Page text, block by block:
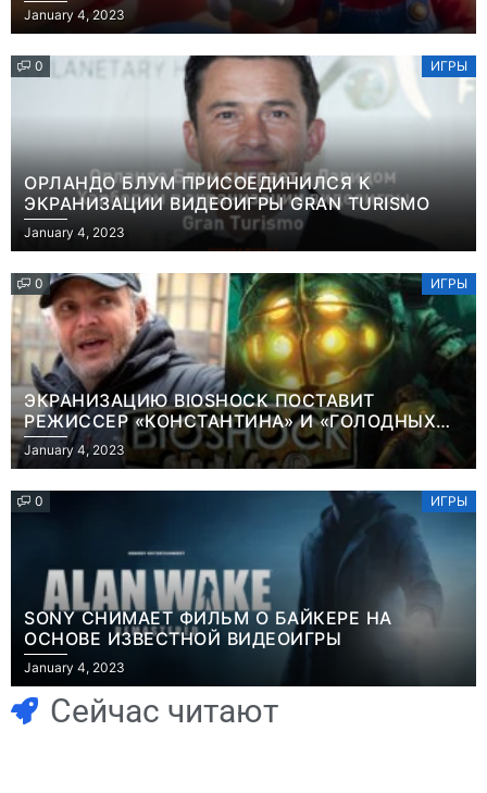
January 4, 2023
0 ИГРЫ
ОРЛАНДО БЛУМ ПРИСОЕДИНИЛСЯ К
ЭКРАНИЗАЦИИ ВИДЕОИГРЫ GRAN TURISMO
January 4, 2023
0 ИГРЫ
ЭКРАНИЗАЦИЮ BIOSHOCK ПОСТАВИТ
РЕЖИССЕР «КОНСТАНТИНА» И «ГОЛОДНЫХ
ИГР»
January 4, 2023
0 ИГРЫ
SONY СНИМАЕТ ФИЛЬМ О БАЙКЕРЕ НА
ОСНОВЕ ИЗВЕСТНОЙ ВИДЕОИГРЫ
January 4, 2023
Сейчас читают
Игры
Геймеры
отменяют
Новичок-геймер